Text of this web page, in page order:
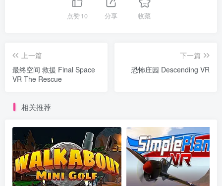
点赞10 分享 收藏
上一篇
最终空间 救援 Final Space
VR The Rescue
下一篇
恐怖庄园 Descending VR
相关推荐